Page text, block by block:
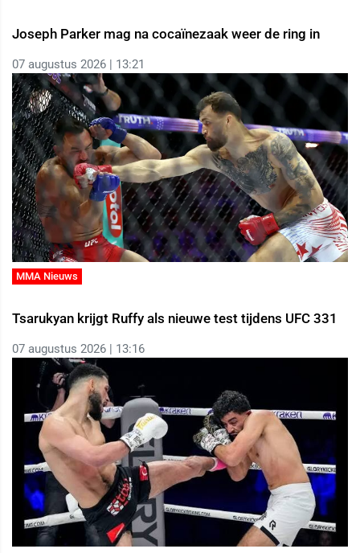
Joseph Parker mag na cocaïnezaak weer de ring in
07 augustus 2026 | 13:21
MMA Nieuws
Tsarukyan krijgt Ruffy als nieuwe test tijdens UFC 331
07 augustus 2026 | 13:16